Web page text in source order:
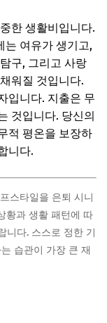
한 생활비입니다.
는 여유가 생기고,
구, 그리고 사랑
워질 것입니다.
입니다. 지출은 무
것입니다. 당신의
적 평온을 보장하
니다.
스타일을 은퇴 시니
황과 생활 패턴에 따
니다. 스스로 정한 기
습관이 가장 큰 재